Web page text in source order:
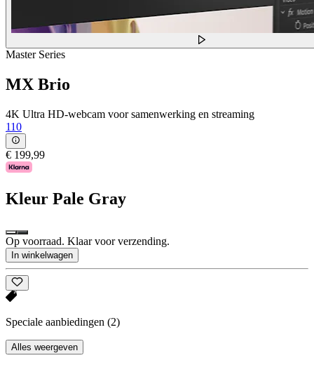
Master Series
MX Brio
4K Ultra HD-webcam voor samenwerking en streaming
110
€ 199,99
Kleur Pale Gray
Op voorraad. Klaar voor verzending.
In winkelwagen
Speciale aanbiedingen (2)
Alles weergeven